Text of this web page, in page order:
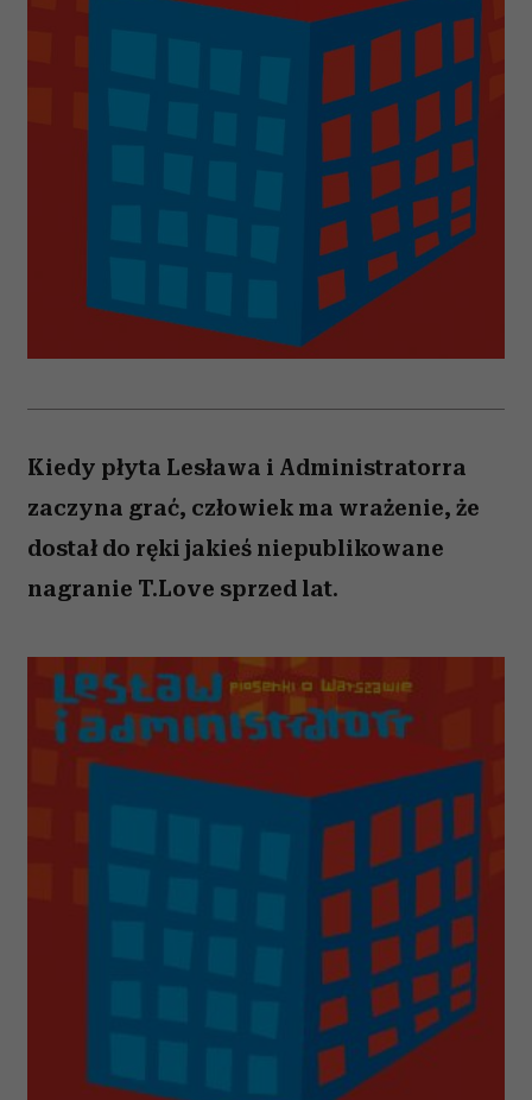
Kiedy płyta Lesława i Administratorra
zaczyna grać, człowiek ma wrażenie, że
dostał do ręki jakieś niepublikowane
nagranie T.Love sprzed lat.